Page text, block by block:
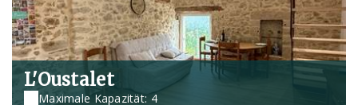
L'Oustalet
Maximale Kapazität: 4